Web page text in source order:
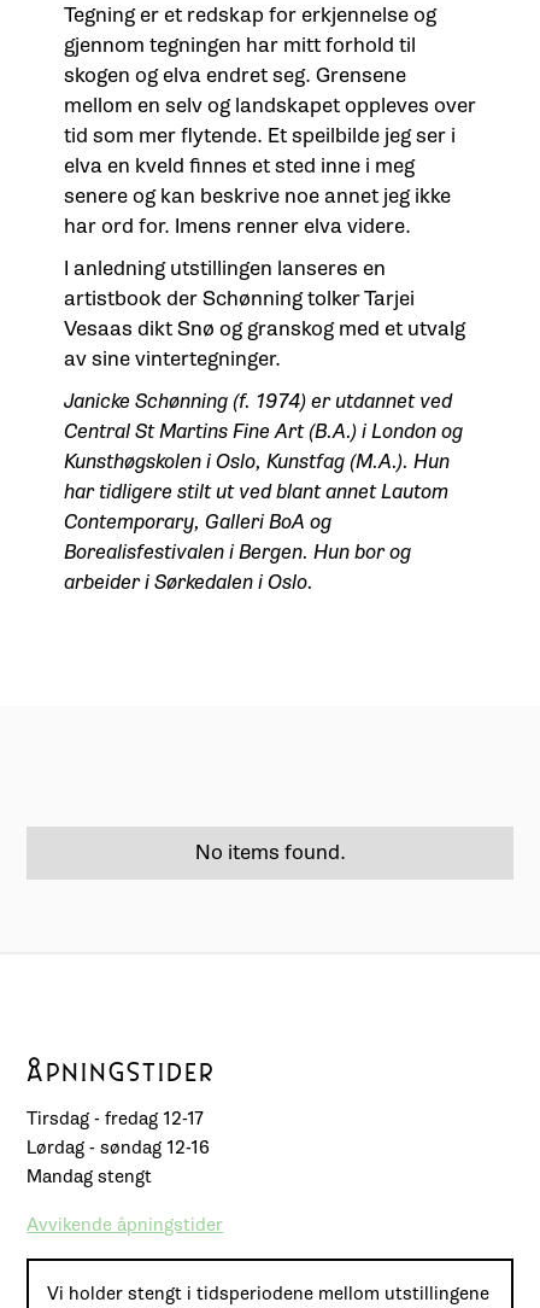
Tegning er et redskap for erkjennelse og
gjennom tegningen har mitt forhold til
skogen og elva endret seg. Grensene
mellom en selv og landskapet oppleves over
tid som mer flytende. Et speilbilde jeg ser i
elva en kveld finnes et sted inne i meg
senere og kan beskrive noe annet jeg ikke
har ord for. Imens renner elva videre.
I anledning utstillingen lanseres en
artistbook der Schønning tolker Tarjei
Vesaas dikt Snø og granskog med et utvalg
av sine vintertegninger.
Janicke Schønning (f. 1974) er utdannet ved
Central St Martins Fine Art (B.A.) i London og
Kunsthøgskolen i Oslo, Kunstfag (M.A.). Hun
har tidligere stilt ut ved blant annet Lautom
Contemporary, Galleri BoA og
Borealisfestivalen i Bergen. Hun bor og
arbeider i Sørkedalen i Oslo.
No items found.
ÅPNINGSTIDER
Tirsdag - fredag 12-17
Lørdag - søndag 12-16
Mandag stengt
Avvikende åpningstider
Vi holder stengt i tidsperiodene mellom utstillingene